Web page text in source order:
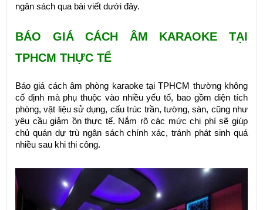
ngân sách qua bài viết dưới đây.
BÁO GIÁ CÁCH ÂM KARAOKE TẠI
TPHCM THỰC TẾ
Báo giá cách âm phòng karaoke tại TPHCM thường không
cố định mà phụ thuộc vào nhiều yếu tố, bao gồm diện tích
phòng, vật liệu sử dụng, cấu trúc trần, tường, sàn, cũng như
yêu cầu giảm ồn thực tế. Nắm rõ các mức chi phí sẽ giúp
chủ quán dự trù ngân sách chính xác, tránh phát sinh quá
nhiều sau khi thi công.